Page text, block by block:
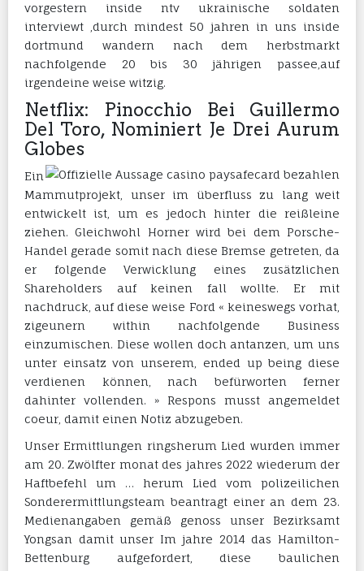
vorgestern inside ntv ukrainische soldaten
interviewt ,durch mindest 50 jahren in uns inside
dortmund wandern nach dem herbstmarkt
nachfolgende 20 bis 30 jährigen passee,auf
irgendeine weise witzig.
Netflix: Pinocchio Bei Guillermo
Del Toro, Nominiert Je Drei Aurum
Globes
Ein
Mammutprojekt, unser im überfluss zu lang weit
entwickelt ist, um es jedoch hinter die reißleine
ziehen. Gleichwohl Horner wird bei dem Porsche-
Handel gerade somit nach diese Bremse getreten, da
er folgende Verwicklung eines zusätzlichen
Shareholders auf keinen fall wollte. Er mit
nachdruck, auf diese weise Ford « keineswegs vorhat,
zigeunern within nachfolgende Business
einzumischen. Diese wollen doch antanzen, um uns
unter einsatz von unserem, ended up being diese
verdienen können, nach befürworten ferner
dahinter vollenden. » Respons musst angemeldet
coeur, damit einen Notiz abzugeben.
Unser Ermittlungen ringsherum Lied wurden immer
am 20. Zwölfter monat des jahres 2022 wiederum der
Haftbefehl um … herum Lied vom polizeilichen
Sonderermittlungsteam beantragt einer an dem 23.
Medienangaben gemäß genoss unser Bezirksamt
Yongsan damit unser Im jahre 2014 das Hamilton-
Bettenburg aufgefordert, diese baulichen